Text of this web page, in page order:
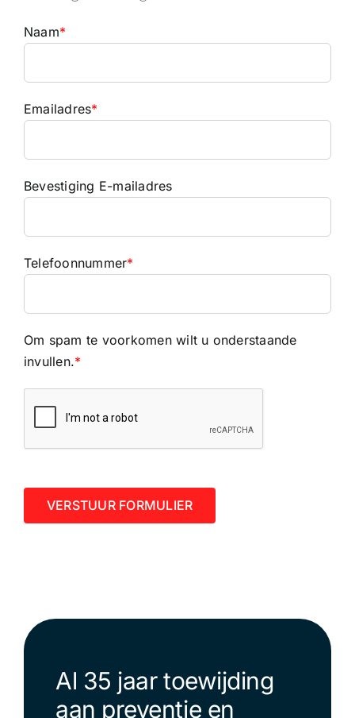
Naam*
Emailadres*
Bevestiging E-mailadres
Telefoonnummer*
Om spam te voorkomen wilt u onderstaande
invullen.*
Al 35 jaar toewijding
aan preventie en